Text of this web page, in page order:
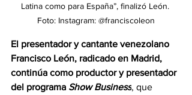
Latina como para España”, finalizó León.
Foto: Instagram: @franciscoleon
El presentador y cantante venezolano
Francisco León, radicado en Madrid,
continúa como productor y presentador
del programa Show Business, que